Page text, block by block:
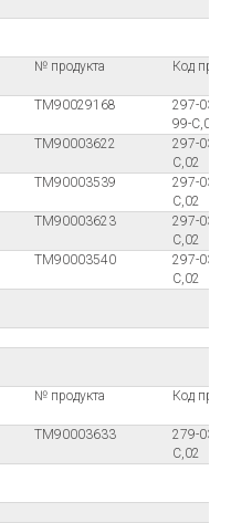
№ продукта Код
ТМ90029168
297-
99-C,02
ТМ90003622
297-
C,02
ТМ90003539
297-
C,02
ТМ90003623
297-
C,02
ТМ90003540
297-
C,02
№ продукта Код
ТМ90003633
279-
C,02